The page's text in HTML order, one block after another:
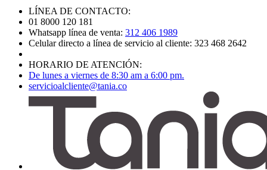
LÍNEA DE CONTACTO:
01 8000 120 181
Whatsapp línea de venta: 312 406 1989
Celular directo a línea de servicio al cliente: 323 468 2642
HORARIO DE ATENCIÓN:
De lunes a viernes de 8:30 am a 6:00 pm.
servicioalcliente@tania.co